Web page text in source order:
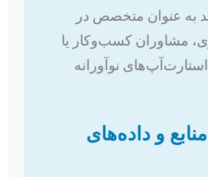
به عنوان متخصص در
مشاوران کسب‌وکار یا
نوآورانه
و داده‌های